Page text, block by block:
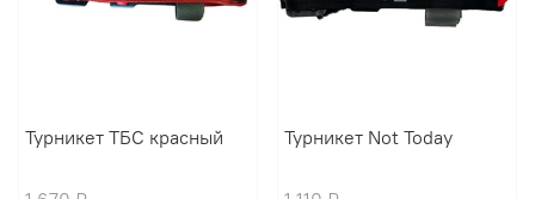
Турникет ТБС красный Турникет Not Today